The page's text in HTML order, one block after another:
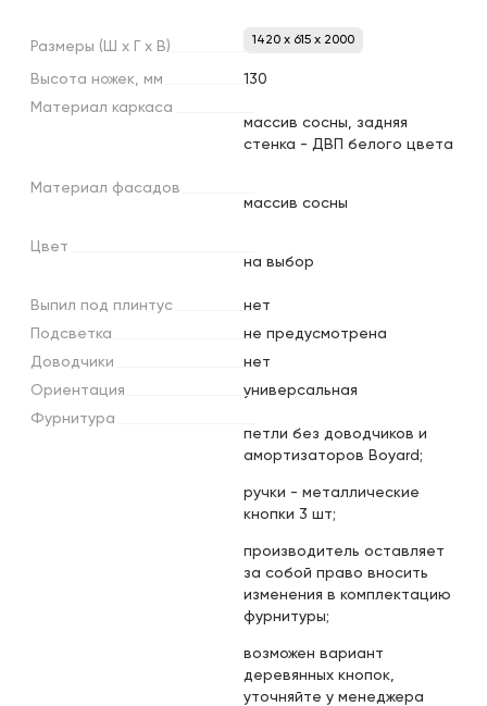
Размеры (Ш х х В) 1420 x 615 x 2000
Высота ножек, мм
130
Материал каркаса
массив сосны, задняя
стенка - ДВП белого цвета
Материал фасадов
массив сосны
Цвет
на выбор
Выпил под плинтус
нет
Подсветка
не предусмотрена
Доводчики
нет
Ориентация
универсальная
Фурнитура
петли без доводчиков и
амортизаторов Boyard;
ручки - металлические
кнопки 3 шт;
производитель оставляет
за собой право вносить
изменения в комплектацию
фурнитуры;
возможен вариант
деревянных кнопок,
уточняйте у менеджера